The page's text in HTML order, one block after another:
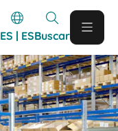
ES | ESBuscar